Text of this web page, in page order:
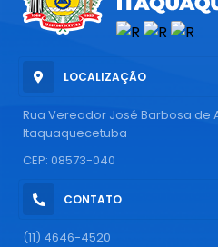
LOCALIZAÇÃO
Rua Vereador José Barbosa de
Itaquaquecetuba
CEP: 08573-040
CONTATO
(11) 4646-4520